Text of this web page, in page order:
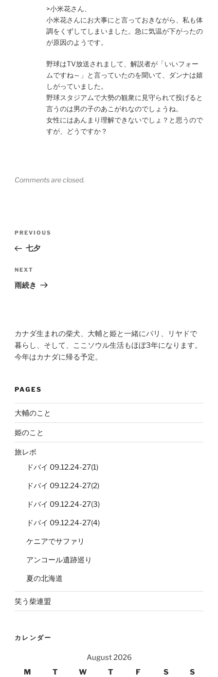
>小米花さん、
小米花さんにお大事にと言っておきながら、私も体
調をくずしてしまいました。急に気温が下がったの
が原因のようです。
野球はTV放送されまして、解説者が「いいフォー
ムですね～」と言っていたのを聞いて、ダンナは嬉
しがっていました。
野球スタジアムで大勢の観衆に見守られて投げると
言うのは男の子のあこがれなのでしょうね。
女性にはあんまり理解できないでしょ？と思うので
すが、どうですか？
Comments are closed.
Previous
Post
PREVIOUS
七夕
Next
Post
NEXT
雨続き
カナダ生まれの柴犬、大輔と姫と一緒にパリ、リヤドで
暮らし、そして、ここソウル生活もほぼ3年になります。
今年はカナダに帰る予定。
PAGES
大輔のこと
姫のこと
旅レポ
ドバイ 09.12.24-27(1)
ドバイ 09.12.24-27(2)
ドバイ 09.12.24-27(3)
ドバイ 09.12.24-27(4)
ケニアでサファリ
アンコール遺跡巡り
夏の北海道
笑う柴連盟
カレンダー
August 2026
M
T W T F S S